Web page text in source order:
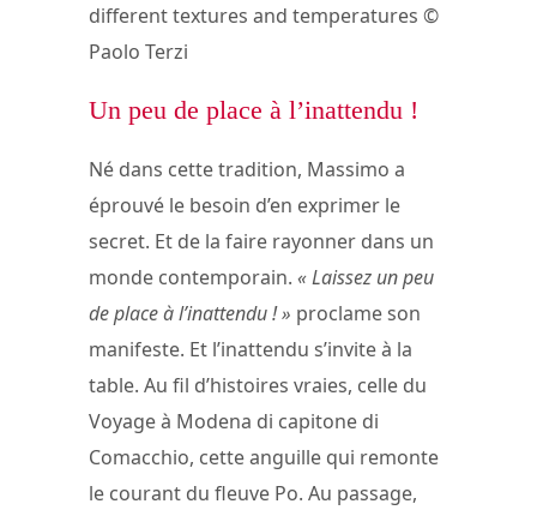
different textures and temperatures ©
Paolo Terzi
Un peu de place à l’inattendu !
Né dans cette tradition, Massimo a
éprouvé le besoin d’en exprimer le
secret. Et de la faire rayonner dans un
monde contemporain. « Laissez un peu
de place à l’inattendu ! » proclame son
manifeste. Et l’inattendu s’invite à la
table. Au fil d’histoires vraies, celle du
Voyage à Modena di capitone di
Comacchio, cette anguille qui remonte
le courant du fleuve Po. Au passage,